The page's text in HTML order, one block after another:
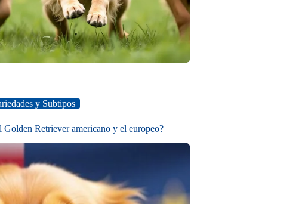
y Subtipos
Golden Retriever americano y el europeo?